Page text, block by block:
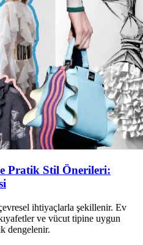
Pratik Stil Önerileri:
ihtiyaçlarla şekillenir. Ev
ve vücut tipine uygun
dengelenir.